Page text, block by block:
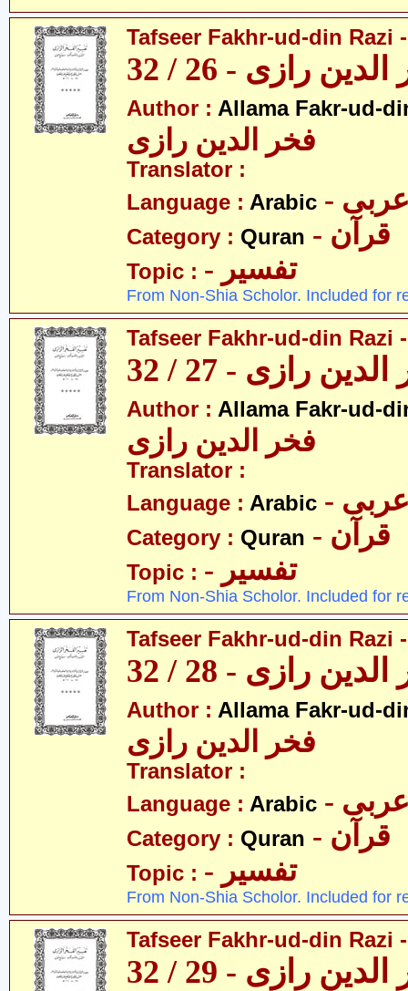
Tafseer Fakhr-ud-din Razi
رازی - 26 / 32
Author : Allama Fakr-ud-
فخر الدین رازی
Translator :
Language : Arabic عربی
Category : Quran - قرآن
Topic : - تفسیر
From Non-Shia Scholor. Included for
Tafseer Fakhr-ud-din Razi
رازی - 27 / 32
Author : Allama Fakr-ud-
فخر الدین رازی
Translator :
Language : Arabic عربی
Category : Quran - قرآن
Topic : - تفسیر
From Non-Shia Scholor. Included for
Tafseer Fakhr-ud-din Razi
رازی - 28 / 32
Author : Allama Fakr-ud-
فخر الدین رازی
Translator :
Language : Arabic عربی
Category : Quran - قرآن
Topic : - تفسیر
From Non-Shia Scholor. Included for
Tafseer Fakhr-ud-din Razi
رازی - 29 / 32